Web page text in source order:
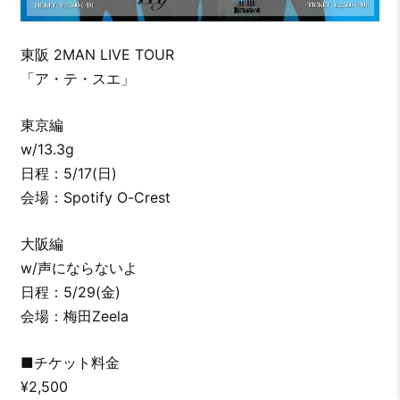
東阪 2MAN LIVE TOUR
「ア・テ・スエ」
東京編
w/13.3g
日程：5/17(日)
会場：Spotify O-Crest
大阪編
w/声にならないよ
日程：5/29(金)
会場：梅田Zeela
■チケット料金
¥2,500